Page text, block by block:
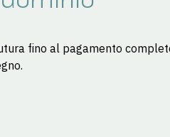
fino al pagamento